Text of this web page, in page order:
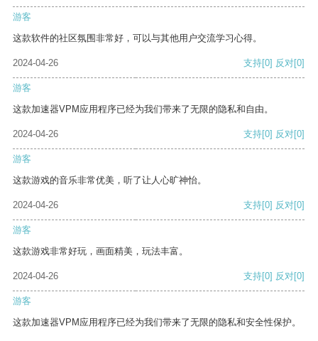
游客
这款软件的社区氛围非常好，可以与其他用户交流学习心得。
2024-04-26 支持[0] 反对[0]
游客
这款加速器VPM应用程序已经为我们带来了无限的隐私和自由。
2024-04-26 支持[0] 反对[0]
游客
这款游戏的音乐非常优美，听了让人心旷神怡。
2024-04-26 支持[0] 反对[0]
游客
这款游戏非常好玩，画面精美，玩法丰富。
2024-04-26 支持[0] 反对[0]
游客
这款加速器VPM应用程序已经为我们带来了无限的隐私和安全性保护。